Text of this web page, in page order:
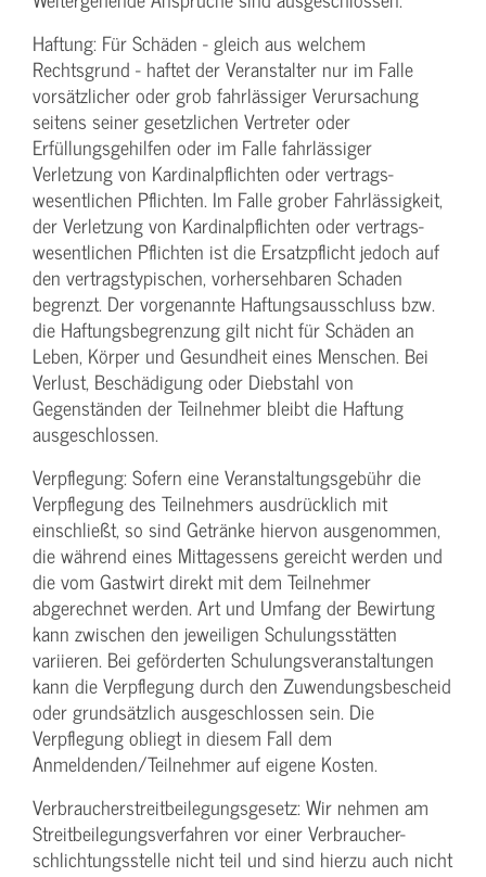
Haftung: Für Schäden - gleich aus welchem
Rechtsgrund - haftet der Veranstalter nur im Falle
vorsätzlicher oder grob fahrlässiger Verursachung
seitens seiner gesetzlichen Vertreter oder
Erfüllungsgehilfen oder im Falle fahrlässiger
Verletzung von Kardinalpflichten oder vertrags­
wesentlichen Pflichten. Im Falle grober Fahrlässigkeit,
der Verletzung von Kardinalpflichten oder vertrags­
wesentlichen Pflichten ist die Ersatzpflicht jedoch auf
den vertragstypischen, vorhersehbaren Schaden
begrenzt. Der vorgenannte Haftungs­ausschluss bzw.
die Haftungs­begrenzung gilt nicht für Schäden an
Leben, Körper und Gesundheit eines Menschen. Bei
Verlust, Beschädigung oder Diebstahl von
Gegenständen der Teilnehmer bleibt die Haftung
ausgeschlossen.
Verpflegung: Sofern eine Veranstaltungs­gebühr die
Verpflegung des Teilnehmers ausdrücklich mit
einschließt, so sind Getränke hiervon ausgenommen,
die während eines Mittagessens gereicht werden und
die vom Gastwirt direkt mit dem Teilnehmer
abgerechnet werden. Art und Umfang der Bewirtung
kann zwischen den jeweiligen Schulungsstätten
variieren. Bei geförderten Schulungs­veranstaltungen
kann die Verpflegung durch den Zuwendungs­bescheid
oder grundsätzlich ausgeschlossen sein. Die
Verpflegung obliegt in diesem Fall dem
Anmeldenden/­Teilnehmer auf eigene Kosten.
Verbraucher­streitbeilegungs­gesetz: Wir nehmen am
Streit­beilegungs­verfahren vor einer Verbraucher­
schlichtungs­stelle nicht teil und sind hierzu auch nicht